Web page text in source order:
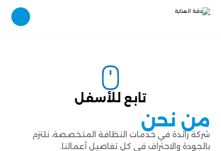
تابع للأسفل
من نحن
شركة رائدة في خدمات النظافة المتخصصة، نلتزم
بالجودة والاحتراف في كل تفاصيل أعمالنا.